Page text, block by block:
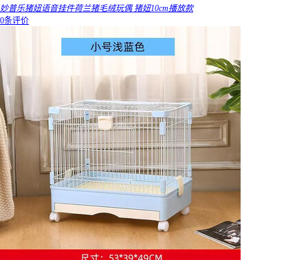
妙普乐猪妞语音挂件荷兰猪毛绒玩偶 猪妞10cm播放款
0条评价